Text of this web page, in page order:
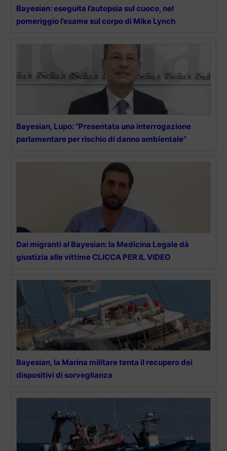
Bayesian: eseguita l’autopsia sul cuoco, nel
pomeriggio l’esame sul corpo di Mike Lynch
Bayesian, Lupo: “Presentata una interrogazione
parlamentare per rischio di danno ambientale”
Dai migranti al Bayesian: la Medicina Legale dà
giustizia alle vittime CLICCA PER IL VIDEO
Bayesian, la Marina militare tenta il recupero dei
dispositivi di sorveglianza